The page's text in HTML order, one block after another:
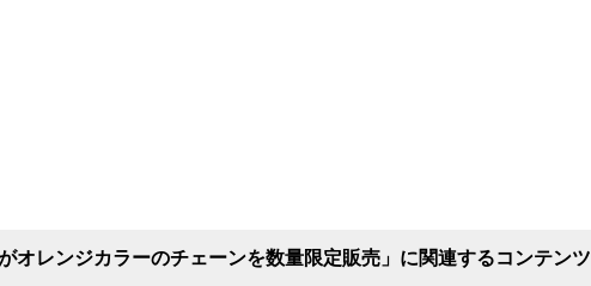
オレンジカラーのチェーンを数量限定販売」に関連するコンテンツ